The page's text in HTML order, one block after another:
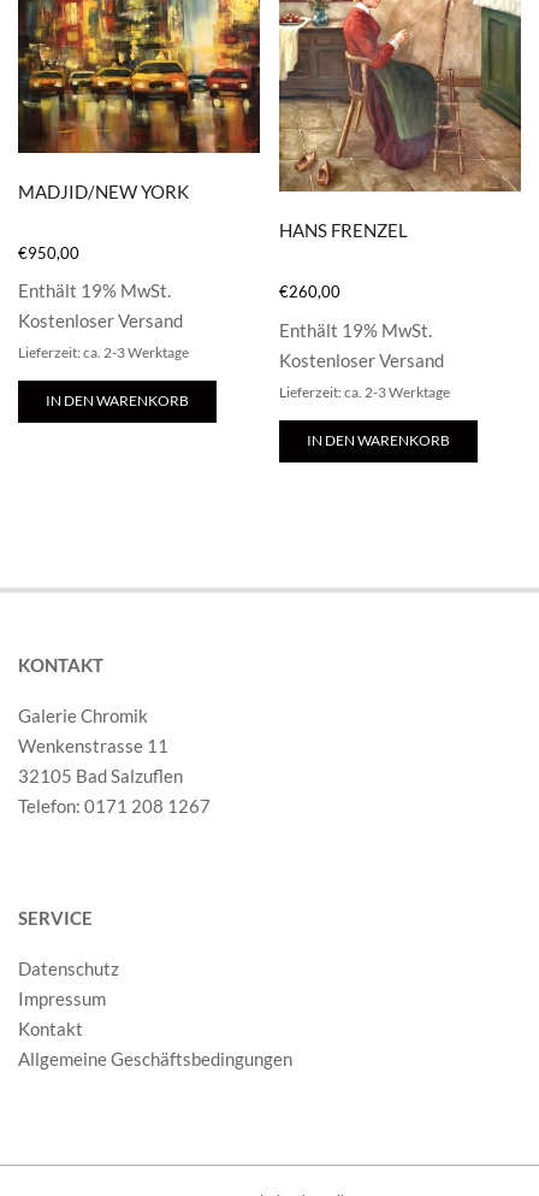
MADJID/NEW YORK
€950,00
Enthält 19% MwSt.
Kostenloser Versand
Lieferzeit: ca. 2-3 Werktage
IN DEN WARENKORB
HANS FRENZEL
€260,00
Enthält 19% MwSt.
Kostenloser Versand
Lieferzeit: ca. 2-3 Werktage
IN DEN WARENKORB
KONTAKT
Galerie Chromik
Wenkenstrasse 11
32105 Bad Salzuflen
Telefon: 0171 208 1267
SERVICE
Datenschutz
Impressum
Kontakt
Allgemeine Geschäftsbedingungen